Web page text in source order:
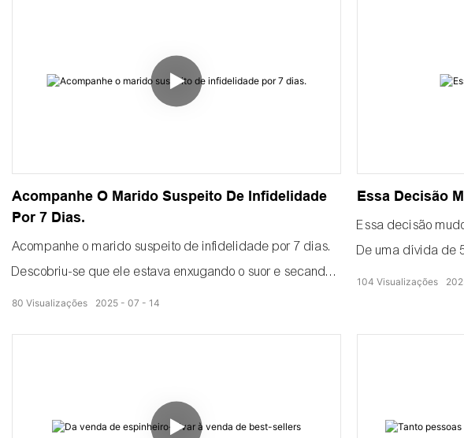
Acompanhe O Marido Suspeito De Infidelidade
Por 7 Dias.
Acompanhe o marido suspeito de infidelidade por 7 dias.
Descobriu-se que ele estava enxugando o suor e secando
folhas de tabaco.
Ele imita a exposição solar e possui ar quente uniforme
2025 07 14
80 Visualizações
Essa Decisão
Essa decisão
De uma dívida de
dígitos:
As rosas secam
Diga adeus às
104 Visualizações